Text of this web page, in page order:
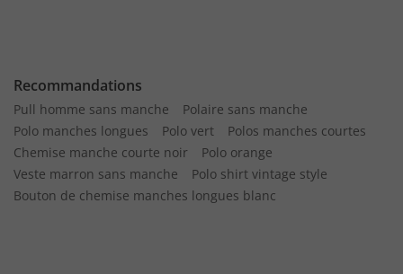
Recommandations
Pull homme sans manche
Polaire sans manche
Polo manches longues
Polo vert
Polos manches courtes
Chemise manche courte noir
Polo orange
Veste marron sans manche
Polo shirt vintage style
Bouton de chemise manches longues blanc